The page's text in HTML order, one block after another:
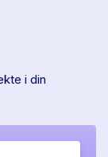
i din